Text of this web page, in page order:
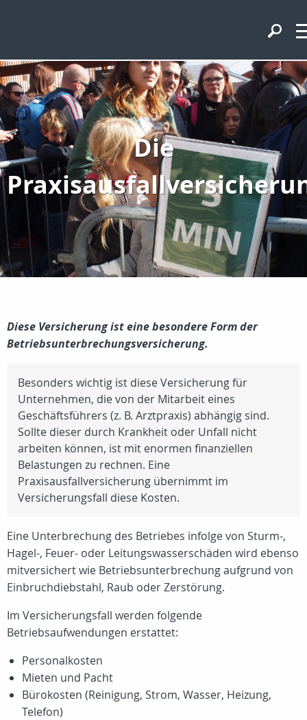
Die
Diese Versicherung ist eine besondere Form der
Betriebsunterbrechungsversicherung.
Besonders wichtig ist diese Versicherung für
Unternehmen, die von der Mitarbeit eines
Geschäftsführers (z. B. Arztpraxis) abhängig sind.
Sollte dieser durch Krankheit oder Unfall nicht
arbeiten können, ist mit enormen finanziellen
Belastungen zu rechnen. Eine
Praxisausfallversicherung übernimmt im
Versicherungsfall diese Kosten.
Eine Unterbrechung des Betriebes infolge von Sturm-,
Hagel-, Feuer- oder Leitungswasserschäden wird ebenso
mitversichert wie Betriebsunterbrechung aufgrund von
Einbruchdiebstahl, Raub oder Zerstörung.
Im Versicherungsfall werden folgende
Betriebsaufwendungen erstattet:
Personalkosten
Mieten und Pacht
Bürokosten (Reinigung, Strom, Wasser, Heizung,
Telefon)